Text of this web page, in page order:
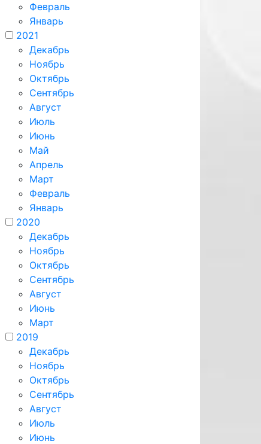
Февраль
Январь
2021
Декабрь
Ноябрь
Октябрь
Сентябрь
Август
Июль
Июнь
Май
Апрель
Март
Февраль
Январь
2020
Декабрь
Ноябрь
Октябрь
Сентябрь
Август
Июнь
Март
2019
Декабрь
Ноябрь
Октябрь
Сентябрь
Август
Июль
Июнь